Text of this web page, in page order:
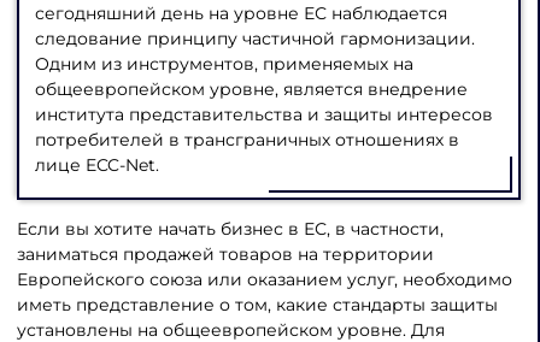
сегодняшний день на уровне ЕС наблюдается
следование принципу частичной гармонизации.
Одним из инструментов, применяемых на
общеевропейском уровне, является внедрение
института представительства и защиты интересов
потребителей в трансграничных отношениях в
лице ECC-Net.
Если вы хотите начать бизнес в ЕС, в частности,
заниматься продажей товаров на территории
Европейского союза или оказанием услуг, необходимо
иметь представление о том, какие стандарты защиты
установлены на общеевропейском уровне. Для